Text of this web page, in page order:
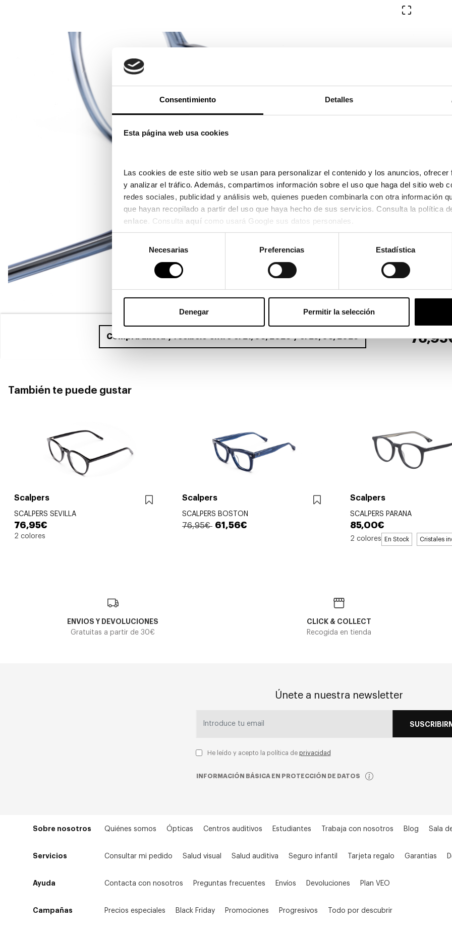
Consentimiento Detalles
Esta página web usa cookies
Las cookies de este sitio web se usan para personalizar el contenido y los anuncios,
y analizar el tráfico. Además, compartimos información sobre el uso que haga del sitio web
redes sociales, publicidad y análisis web, quienes pueden combinarla con otra información
enlace . Consulta aquí como usará Google sus datos personales.
Selección
de
consentimiento
Necesarias Preferencias Estadística
Denegar Permitir la selección
Ver en
Ver en
Compra ahoray recíbelo entre el 21/08/2026 y el 25/08/2026
También te puede gustar
Scalpers
SCALPERS SEVILLA
76,95€
2 colores
Scalpers
SCALPERS BOSTON
76,95€ 61,56€
Scalpers
SCALPERS PARANA
85,00€
2 colores En Stock Cristales
ENVIOS Y DEVOLUCIONES
Gratuitas a partir de 30€
CLICK & COLLECT
Recogida en tienda
Únete a nuestra newsletter
He leído y acepto la política de privacidad
INFORMACIÓN BÁSICA EN PROTECCIÓN DE DATOS
Sobre nosotros Quiénes somos Ópticas Centros auditivos Estudiantes Trabaja con nosotros Blog Sala
Servicios Consultar mi pedido Salud visual Salud auditiva Seguro infantil Tarjeta regalo Garantias
Ayuda Contacta con nosotros Preguntas frecuentes Envíos Devoluciones Plan VEO
Campañas Precios especiales Black Friday Promociones Progresivos Todo por descubrir